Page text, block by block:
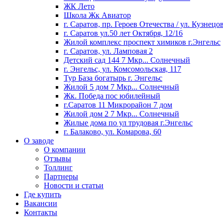
ЖК Лето
Школа Жк Авиатор
г. Саратов, пр. Героев Отечества / ул.
г. Саратов ул.50 лет Октября, 12/16
Жилой комплекс проспект химиков г.Энгельс
г. Саратов, ул. Ламповая 2
Детский сад 144 7 Мкр... Cолнечный
г. Энгельс, ул. Комсомольская, 117
Тур База богатырь г. Энгельс
Жилой 5 дом 7 Мкр... Солнечный
Жк. Победа пос юбилейный
г.Саратов 11 Микрорайон 7 дом
Жилой дом 2 7 Мкр... Солнечный
Жилые дома по ул трудовая г.Энгельс
г. Балаково, ул. Комарова, 60
О заводе
О компании
Отзывы
Толлинг
Партнеры
Новости и статьи
Где купить
Вакансии
Контакты